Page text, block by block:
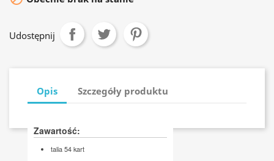
Udostępnij
Opis Szczegóły produktu
Zawartość:
talia 54 kart